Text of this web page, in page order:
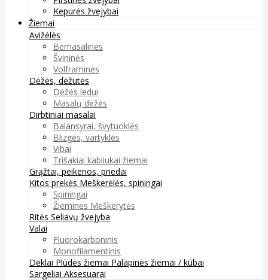
Kepurės žvejybai
Žiemai
Avižėlės
Bemasalinės
Švininės
Volframinės
Dėžės, dėžutės
Dėžės ledui
Masalų dėžės
Dirbtiniai masalai
Balansyrai, švytuoklės
Blizgės, vartyklės
Vibai
Trišakiai kabliukai žiemai
Grąžtai, peikenos, priedai
Kitos prekės Meškerėlės, spiningai
Spiningai
Žieminės Meškerytės
Ritės Seliavų žvejyba
Valai
Fluorokarboninis
Monofilamentinis
Dėklai Plūdės žiemai Palapinės žiemai / kūbai
Sargeliai Aksesuarai